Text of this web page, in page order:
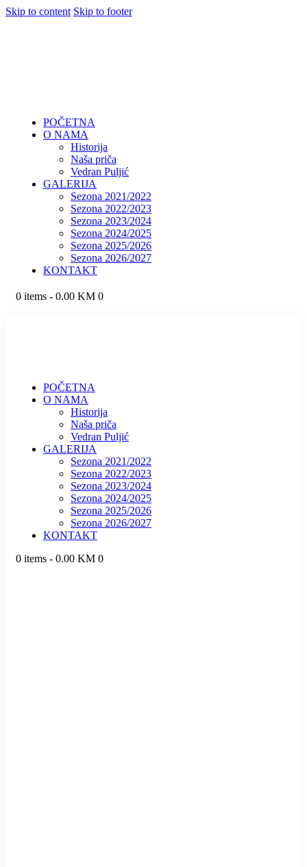
Skip to content Skip to footer
POČETNA
O NAMA
Historija
Naša priča
Vedran Puljić
GALERIJA
Sezona 2021/2022
Sezona 2022/2023
Sezona 2023/2024
Sezona 2024/2025
Sezona 2025/2026
Sezona 2026/2027
KONTAKT
0 items - 0.00 KM 0
POČETNA
O NAMA
Historija
Naša priča
Vedran Puljić
GALERIJA
Sezona 2021/2022
Sezona 2022/2023
Sezona 2023/2024
Sezona 2024/2025
Sezona 2025/2026
Sezona 2026/2027
KONTAKT
0 items - 0.00 KM 0